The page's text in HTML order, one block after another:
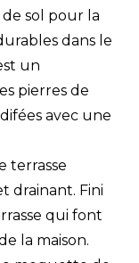
sol pour la
dans le
un
pierres de
avec une
terrasse
drainant. Fini
qui font
la maison.